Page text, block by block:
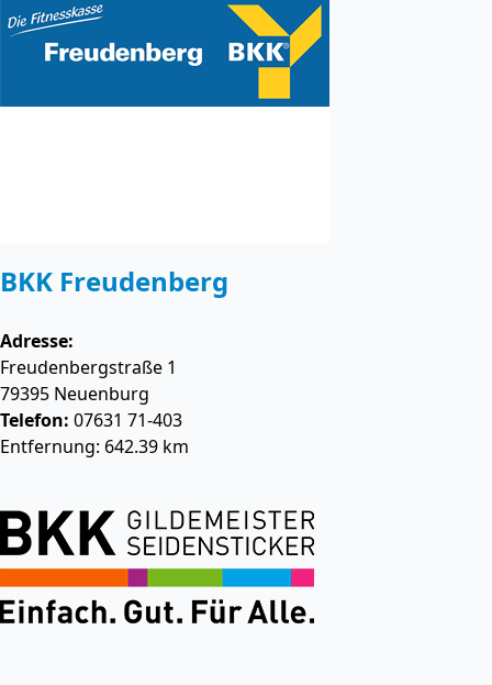
BKK Freudenberg
Adresse:
Freudenbergstraße 1
79395 Neuenburg
Telefon: 07631 71-403
Entfernung: 642.39 km